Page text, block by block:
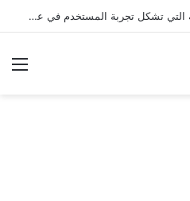
أفضل اتجاهات الهواتف الذكية التي تشكل تجربة المستخدم في عام 2025